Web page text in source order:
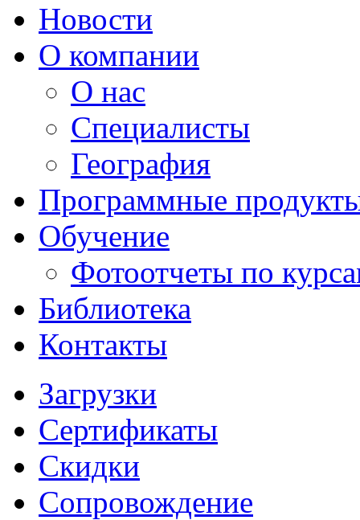
Новости
О компании
О нас
Специалисты
География
Программные
Обучение
Фотоотчеты по
Библиотека
Контакты
Загрузки
Сертификаты
Скидки
Сопровождение